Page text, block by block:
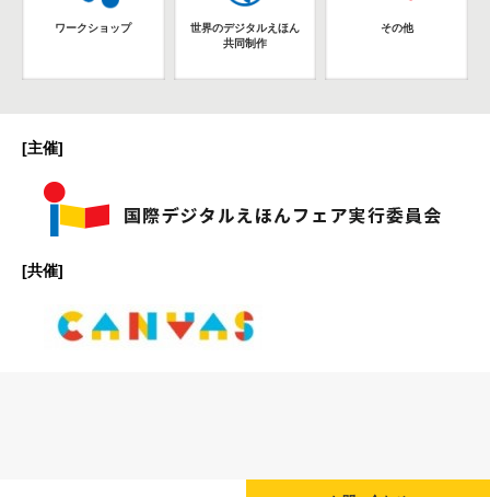
ワークショップ
世界のデジタルえほん
共同制作
その他
[主催]
[共催]